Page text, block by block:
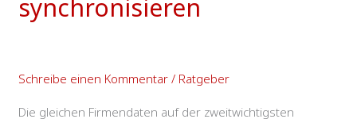
synchronisieren
Schreibe einen Kommentar / Ratgeber
Die gleichen Firmendaten auf der zweitwichtigsten